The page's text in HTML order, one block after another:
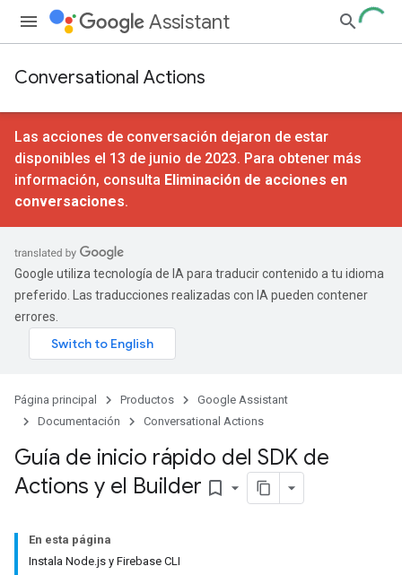
Assistant
Conversational Actions
Las acciones de conversación dejaron de estar
disponibles el 13 de junio de 2023. Para obtener más
información, consulta Eliminación de acciones en
conversaciones.
Google utiliza tecnología de IA para traducir contenido a tu idioma
preferido. Las traducciones realizadas con IA pueden contener
errores.
Página principal Productos
Google Assistant
Documentación
Conversational Actions
Guía de inicio rápido del SDK de
Actions y el Builder bookmark_border
En esta página
Instala Node.js y Firebase CLI